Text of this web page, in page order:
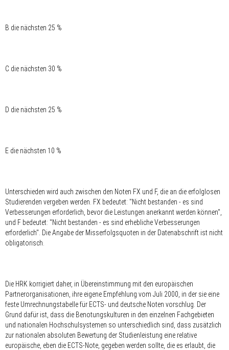
B die nächsten 25 %
C die nächsten 30 %
D die nächsten 25 %
E die nächsten 10 %
Unterschieden wird auch zwischen den Noten FX und F, die an die erfolglosen
Studierenden vergeben werden. FX bedeutet: "Nicht bestanden - es sind
Verbesserungen erforderlich, bevor die Leistungen anerkannt werden können",
und F bedeutet: "Nicht bestanden - es sind erhebliche Verbesserungen
erforderlich". Die Angabe der Misserfolgsquoten in der Datenabschrift ist nicht
obligatorisch.
Die HRK korrigiert daher, in Übereinstimmung mit den europäischen
Partnerorganisationen, ihre eigene Empfehlung vom Juli 2000, in der sie eine
feste Umrechnungstabelle für ECTS- und deutsche Noten vorschlug. Der
Grund dafür ist, dass die Benotungskulturen in den einzelnen Fachgebieten
und nationalen Hochschulsystemen so unterschiedlich sind, dass zusätzlich
zur nationalen absoluten Bewertung der Studienleistung eine relative
europäische, eben die ECTS-Note, gegeben werden sollte, die es erlaubt, die